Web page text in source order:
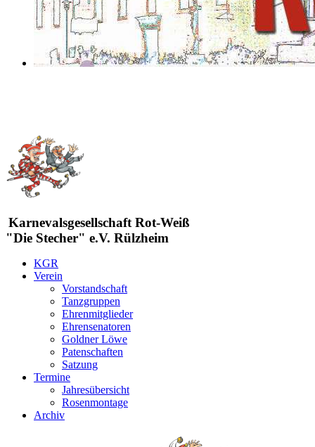
Karnevalsgesellschaft Rot-Weiß
"Die Stecher" e.V. Rülzheim
KGR
Verein
Vorstandschaft
Tanzgruppen
Ehrenmitglieder
Ehrensenatoren
Goldner Löwe
Patenschaften
Satzung
Termine
Jahresübersicht
Rosenmontage
Archiv